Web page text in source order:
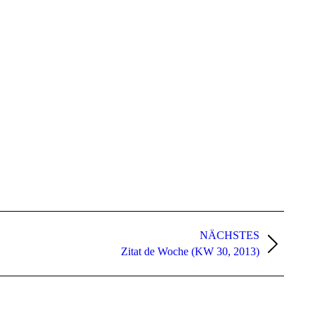
NÄCHSTES
Zitat de Woche (KW 30, 2013)